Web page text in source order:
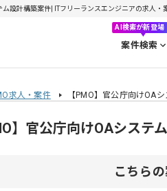
ム設計構築案件| ITフリーランスエンジニアの求人
AI検索が新登場
案件検索
求人・案件 【PMO】官公庁向けOA
】官公庁向けOAシス
こちら